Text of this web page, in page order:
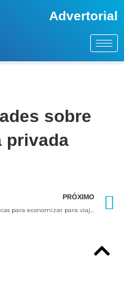
Advertorial
sobre
privada
PRÓXIMO